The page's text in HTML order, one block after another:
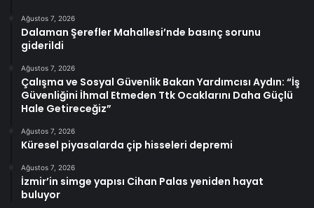
Ağustos 7, 2026
Dalaman Şerefler Mahallesi’nde basınç sorunu
giderildi
Ağustos 7, 2026
Çalışma ve Sosyal Güvenlik Bakan Yardımcısı Aydın: “İş
Güvenliğini İhmal Etmeden Ttk Ocaklarını Daha Güçlü
Hale Getireceğiz”
Ağustos 7, 2026
Küresel piyasalarda çip hisseleri depremi
Ağustos 7, 2026
İzmir’in simge yapısı Cihan Palas yeniden hayat
buluyor